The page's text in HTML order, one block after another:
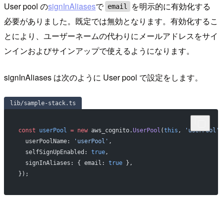
User pool のsignInAliasesで email
を明示的に有効化する
必要がありました。既定では無効となります。有効化するこ
とにより、ユーザーネームの代わりにメールアドレスをサイ
ンインおよびサインアップで使えるようになります。
signInAliases は次のように User pool で設定をします。
lib/sample-stack.ts
const userPool = new aws_cognito.UserPool (this , 'userPool'
  userPoolName:
'userPool' ,
  selfSignUpEnabled:
true,
  signInAliases: { email:
true },
});